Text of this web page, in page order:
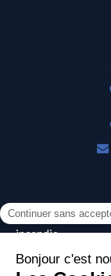
©2021 Base
incendie